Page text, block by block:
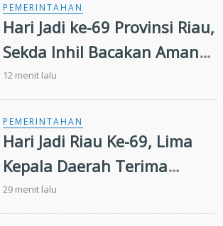
PEMERINTAHAN
Hari Jadi ke-69 Provinsi Riau,
Sekda Inhil Bacakan Amanat
Gubernur, Satukan Langkah
Majukan Riau
12 menit lalu
PEMERINTAHAN
Hari Jadi Riau Ke-69, Lima
Kepala Daerah Terima
Penghargaan
29 menit lalu